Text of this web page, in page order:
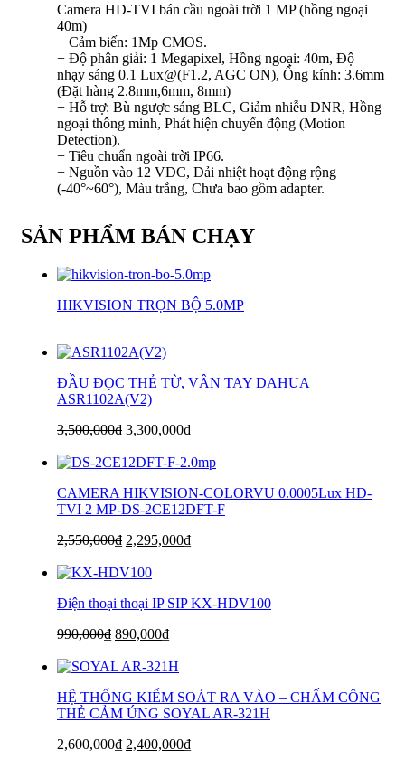
Camera HD-TVI bán cầu ngoài trời 1 MP (hồng ngoại
40m)
+ Cảm biến: 1Mp CMOS.
+ Độ phân giải: 1 Megapixel, Hồng ngoại: 40m, Độ
nhạy sáng 0.1 Lux@(F1.2, AGC ON), Ống kính: 3.6mm
(Đặt hàng 2.8mm,6mm, 8mm)
+ Hỗ trợ: Bù ngược sáng BLC, Giảm nhiễu DNR, Hồng
ngoại thông minh, Phát hiện chuyển động (Motion
Detection).
+ Tiêu chuẩn ngoài trời IP66.
+ Nguồn vào 12 VDC, Dải nhiệt hoạt động rộng
(-40°~60°), Màu trắng, Chưa bao gồm adapter.
SẢN PHẨM BÁN CHẠY
HIKVISION TRỌN BỘ 5.0MP
ĐẦU ĐỌC THẺ TỪ, VÂN TAY DAHUA
ASR1102A(V2)
3,500,000₫ 3,300,000₫
CAMERA HIKVISION-COLORVU 0.0005Lux HD-
TVI 2 MP-DS-2CE12DFT-F
2,550,000₫ 2,295,000₫
Điện thoại thoại IP SIP KX-HDV100
990,000₫ 890,000₫
HỆ THỐNG KIỂM SOÁT RA VÀO – CHẤM CÔNG
THẺ CẢM ỨNG SOYAL AR-321H
2,600,000₫ 2,400,000₫